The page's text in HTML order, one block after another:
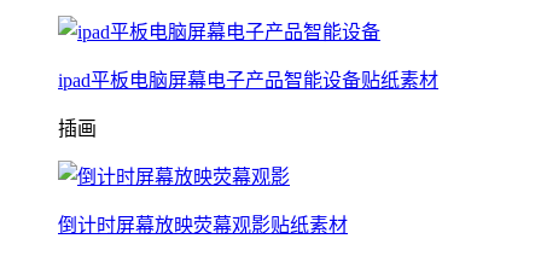
ipad平板电脑屏幕电子产品智能设备贴纸素材
插画
倒计时屏幕放映荧幕观影贴纸素材